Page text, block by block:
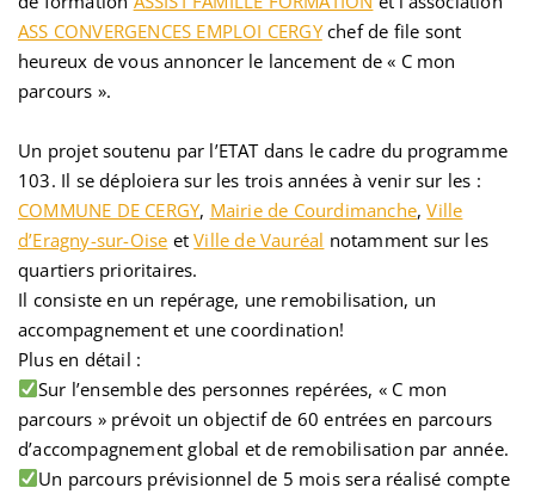
ASS CONVERGENCES EMPLOI CERGYchef de file sont
heureux de vous annoncer le lancement de « C mon
parcours ».
Un projet soutenu par l’ETAT dans le cadre du programme
103. Il se déploiera sur les trois années à venir sur les :
COMMUNE DE CERGY, Mairie de Courdimanche,Ville
d’Eragny-sur-Oise etVille de Vauréal notamment sur les
quartiers prioritaires.
Il consiste en un repérage, une remobilisation, un
accompagnement et une coordination!
Plus en détail :
Sur l’ensemble des personnes repérées, « C mon
parcours » prévoit un objectif de 60 entrées en parcours
d’accompagnement global et de remobilisation par année.
Un parcours prévisionnel de 5 mois sera réalisé compte